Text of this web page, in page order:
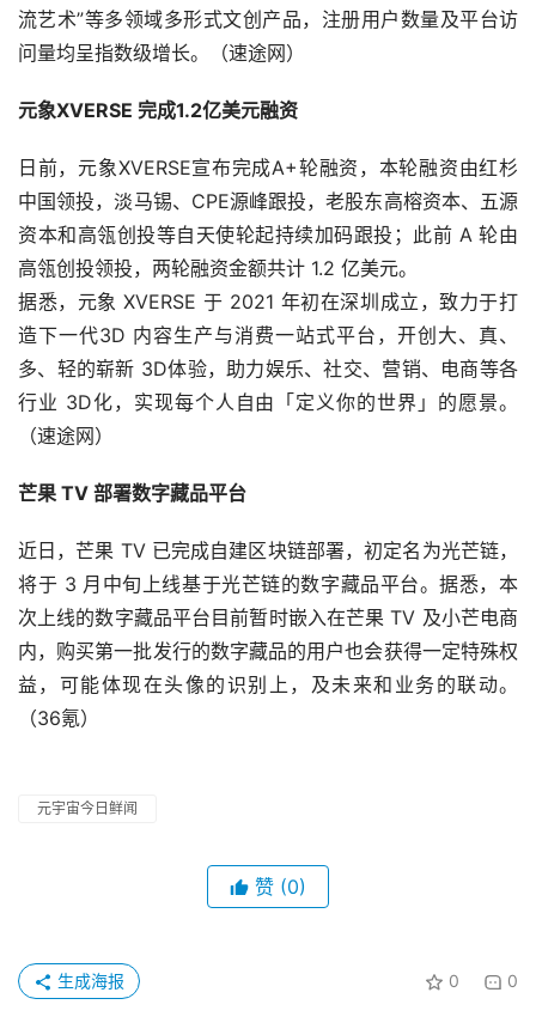
流艺术”等多领域多形式文创产品，注册用户数量及平台访
问量均呈指数级增长。（速途网）
元象XVERSE 完成1.2亿美元融资
日前，元象XVERSE宣布完成A+轮融资，本轮融资由红杉
中国领投，淡马锡、CPE源峰跟投，老股东高榕资本、五源
资本和高瓴创投等自天使轮起持续加码跟投；此前 A 轮由
高瓴创投领投，两轮融资金额共计 1.2 亿美元。
据悉，元象 XVERSE 于 2021 年初在深圳成立，致力于打
造下一代3D 内容生产与消费一站式平台，开创大、真、
多、轻的崭新 3D体验，助力娱乐、社交、营销、电商等各
行业 3D化，实现每个人自由「定义你的世界」的愿景。
（速途网）
芒果 TV 部署数字藏品平台
近日，芒果 TV 已完成自建区块链部署，初定名为光芒链，
将于 3 月中旬上线基于光芒链的数字藏品平台。据悉，本
次上线的数字藏品平台目前暂时嵌入在芒果 TV 及小芒电商
内，购买第一批发行的数字藏品的用户也会获得一定特殊权
益，可能体现在头像的识别上，及未来和业务的联动。
（36氪）
元宇宙今日鲜闻
赞 (0)
0 0
生成海报